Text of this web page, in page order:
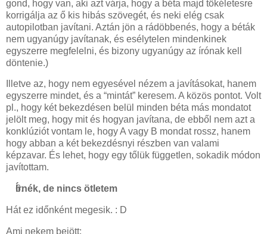
gond, hogy van, aki azt várja, hogy a béta majd tökéletesre
korrigálja az ő kis hibás szövegét, és neki elég csak
autopilotban javítani. Aztán jön a rádöbbenés, hogy a béták
nem ugyanúgy javítanak, és esélytelen mindenkinek
egyszerre megfelelni, és bizony ugyanúgy az írónak kell
döntenie.)
Illetve az, hogy nem egyesével nézem a javításokat, hanem
egyszerre mindet, és a “mintát” keresem. A közös pontot. Volt
pl., hogy két bekezdésen belül minden béta más mondatot
jelölt meg, hogy mit és hogyan javítana, de ebből nem azt a
konklúziót vontam le, hogy A vagy B mondat rossz, hanem
hogy abban a két bekezdésnyi részben van valami
képzavar. És lehet, hogy egy tőlük független, sokadik módon
javítottam.
Írnék, de nincs ötletem
Hát ez időnként megesik. : D
Ami nekem bejött: